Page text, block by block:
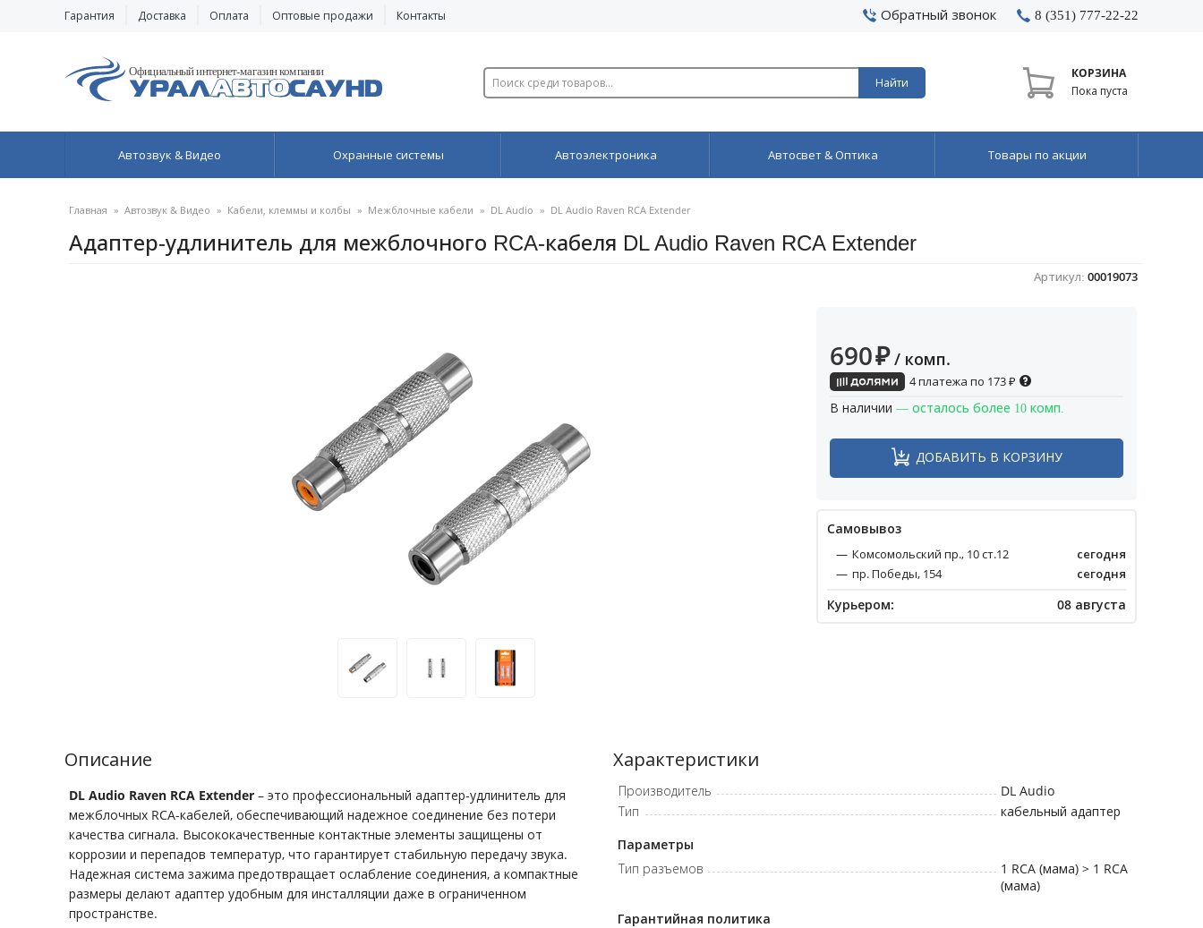
Гарантия Доставка Оплата Оптовые продажи Контакты Обратный звонок 8 (351) 777-22-22
Найти
КОРЗИНА
Пока пуста
Автозвук & Видео Охранные системы Автоэлектроника Автосвет & Оптика Товары по акции
Главная » Автозвук & Видео » Кабели, клеммы и колбы » Межблочные кабели » DL Audio » DL Audio Raven RCA Extender
Адаптер-удлинитель для межблочного RCA-кабеля DL Audio Raven RCA Extender
Артикул: 00019073
690₽ / комп.
4 платежа по 173₽
В наличии — осталось более 10 комп.
ДОБАВИТЬ В КОРЗИНУ
Cамовывоз
Комсомольский пр., 10 ст.12
сегодня
пр. Победы, 154
сегодня
Курьером: 08 августа
Описание
DL Audio Raven RCA Extender – это профессиональный адаптер-удлинитель для
межблочных RCA-кабелей, обеспечивающий надежное соединение без потери
качества сигнала. Высококачественные контактные элементы защищены от
коррозии и перепадов температур, что гарантирует стабильную передачу звука.
Надежная система зажима предотвращает ослабление соединения, а компактные
размеры делают адаптер удобным для инсталляции даже в ограниченном
пространстве.
Характеристики
Производитель
DL Audio
Тип
кабельный адаптер
Параметры
Тип разъемов
1 RCA (мама) > 1 RCA
(мама)
Гарантийная политика